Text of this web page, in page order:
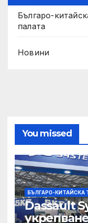
Българо-
палата
Новини
You missed
БЪЛГАРО-
Dassault